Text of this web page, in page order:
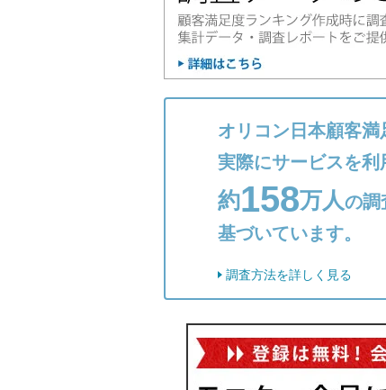
オリコン日本顧客満
実際にサービスを利
約158万人の調
基づいています。
調査方法を詳しく見る